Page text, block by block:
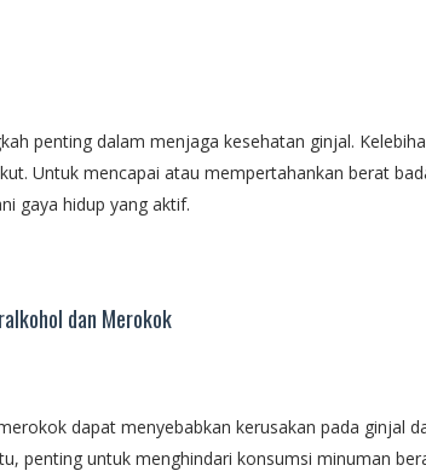
penting dalam menjaga kesehatan ginjal.
Untuk mencapai atau mempertahankan berat
gaya hidup yang aktif.
dan Merokok
dapat menyebabkan kerusakan pada ginjal
penting untuk menghindari konsumsi minuman